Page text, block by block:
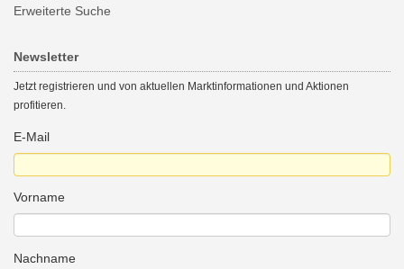
Erweiterte Suche
Newsletter
Jetzt registrieren und von aktuellen Marktinformationen und Aktionen
profitieren.
E-Mail
Vorname
Nachname